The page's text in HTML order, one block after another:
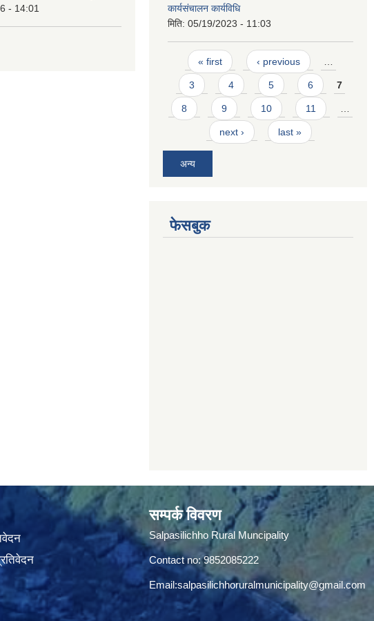
- 14:01
कार्यसंचालन कार्यविधि
मिति: 05/19/2023 - 11:03
Pages
« first ‹ previous
3 4 5 6 7
8 9 10 11
next › last »
अन्य
फेसबुक
सम्पर्क विवरण
Salpasilichho Rural Muncipality
Contact no: 9852085222
Email:salpasilichhoruralmunicipality@gmail.com